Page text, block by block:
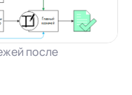
после